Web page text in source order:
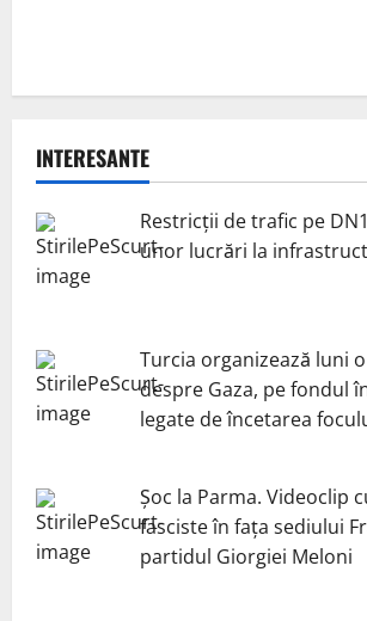
INTERESANTE
Restricții de trafic pe
unor lucrări la
Turcia organizează luni
despre Gaza, pe fondul
legate de încetarea
Șoc la Parma. Videoclip
fasciste în fața sediului
partidul Giorgiei Meloni